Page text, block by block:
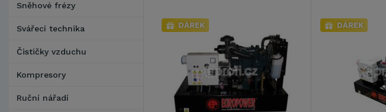
Sněhové frézy
Svářecí technika
Čističky vzduchu
Kompresory
Ruční nářadí
DÁREK DÁREK